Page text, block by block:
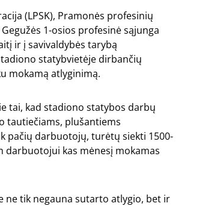
(LPSK), Pramonės profesinių
1-osios profesinė sąjunga
ir į savivaldybės tarybą
statybvietėje dirbančių
mokamą atlyginimą.
tai, kad stadiono statybos darbų
tautiečiams, plušantiems
pačių darbuotojų, turėtų siekti 1500-
darbuotojui kas mėnesį mokamas
ne tik negauna sutarto atlygio, bet ir